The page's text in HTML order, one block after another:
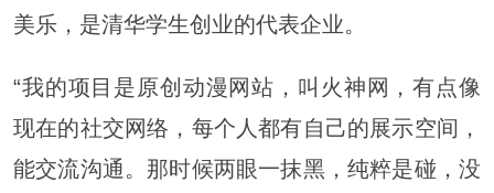
美乐，是清华学生创业的代表企业。
“我的项目是原创动漫网站，叫火神网，有点像
现在的社交网络，每个人都有自己的展示空间，
能交流沟通。那时候两眼一抹黑，纯粹是碰，没